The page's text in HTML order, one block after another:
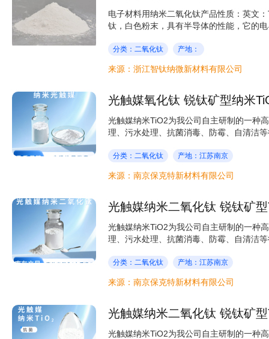
电子材料用纳米二氧化钛产品性质：英文
钛，白色粉末，具有半导体的性能，它的
分类：二氧化钛 产地：
来源：浙江智钛纳微新材料有限公司
光触媒氧化钛 锐钛矿型纳米
光触媒纳米TiO2为我公司自主研制的一种
理、污水处理、抗菌消毒、防霉、自清洁
分类：二氧化钛 产地：江苏南京
来源：南京保克特新材料有限公司
光触媒纳米二氧化钛 锐钛矿
光触媒纳米TiO2为我公司自主研制的一种
理、污水处理、抗菌消毒、防霉、自清洁
分类：二氧化钛 产地：江苏南京
来源：南京保克特新材料有限公司
光触媒纳米二氧化钛 锐钛矿
光触媒纳米TiO2为我公司自主研制的一种